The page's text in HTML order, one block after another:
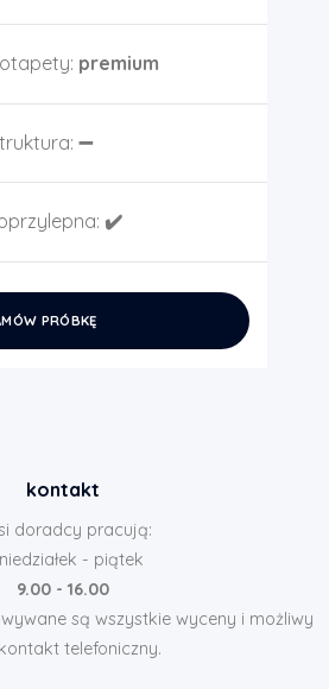
premium
➖
✔️
PRÓBKĘ
kontakt
doradcy pracują:
- piątek
9.00 - 16.00
są wszystkie wyceny i możliwy
telefoniczny.